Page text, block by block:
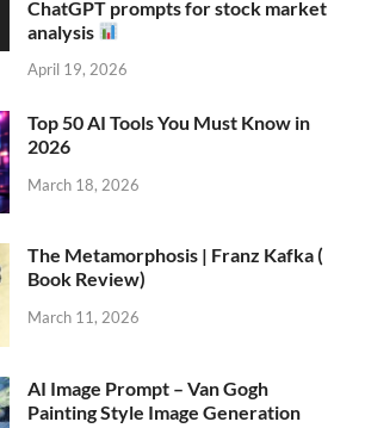
ChatGPT prompts for stock market
analysis
April 19, 2026
Top 50 AI Tools You Must Know in
2026
March 18, 2026
The Metamorphosis | Franz Kafka (
Book Review)
March 11, 2026
AI Image Prompt – Van Gogh
Painting Style Image Generation